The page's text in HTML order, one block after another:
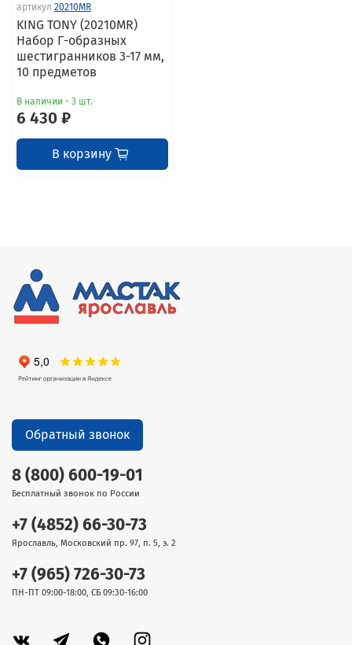
артикул 20210MR
KING TONY (20210MR)
Набор Г-образных
шестигранников 3-17 мм,
10 предметов
В наличии - 3 шт.
6 430 ₽
В корзину
8 (800) 600-19-01
Бесплатный звонок по России
+7 (4852) 66-30-73
Ярославль, Московский пр. 97, п. 5, э. 2
+7 (965) 726-30-73
ПН-ПТ 09:00-18:00, СБ 09:30-16:00
Обратный звонок